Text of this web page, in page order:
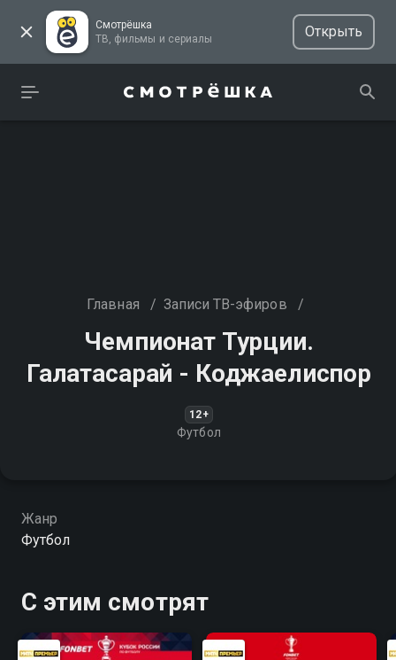
Смотрёшка
ТВ, фильмы и сериалы
Открыть
Главная / Записи ТВ-эфиров /
Чемпионат Турции.
Галатасарай - Коджаелиспор
12+
Футбол
Жанр
Футбол
С этим смотрят